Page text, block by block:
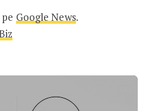
Google News.